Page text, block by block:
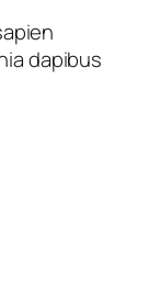
dapibus